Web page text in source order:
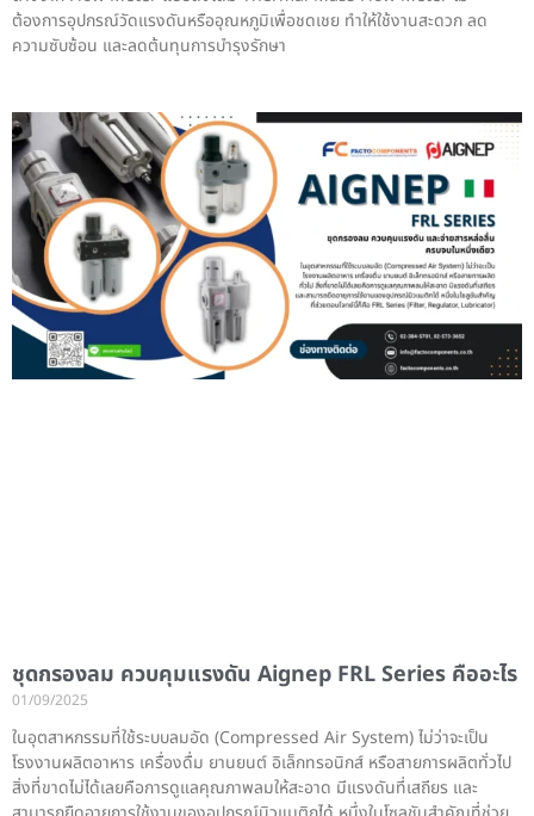
ต้องการอุปกรณ์วัดแรงดันหรืออุณหภูมิเพื่อชดเชย ทำให้ใช้งานสะดวก ลด
ความซับซ้อน และลดต้นทุนการบำรุงรักษา
ชุดกรองลม ควบคุมแรงดัน Aignep FRL Series คืออะไร
01/09/2025
ในอุตสาหกรรมที่ใช้ระบบลมอัด (Compressed Air System) ไม่ว่าจะเป็น
โรงงานผลิตอาหาร เครื่องดื่ม ยานยนต์ อิเล็กทรอนิกส์ หรือสายการผลิตทั่วไป
สิ่งที่ขาดไม่ได้เลยคือการดูแลคุณภาพลมให้สะอาด มีแรงดันที่เสถียร และ